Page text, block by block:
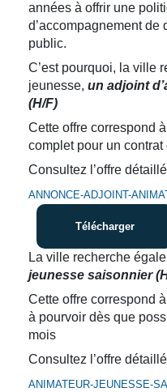
années à offrir une
d’accompagnement de
public.
C’est pourquoi, la ville
jeunesse, un adjoint
(H/F)
Cette offre correspond
complet pour un contrat
Consultez l’offre
ANNONCE-ADJOINT-
Télécharger
La ville recherche
jeunesse saisonnier
Cette offre correspond
à pourvoir dès que
mois
Consultez l’offre
ANIMATEUR-JEUNESSE-